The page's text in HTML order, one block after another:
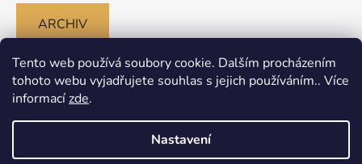
Tento web používá soubory cookie. Dalším procházením
tohoto webu vyjadřujete souhlas s jejich používáním.. Více
informacízde.
Nastavení
ARCHIV